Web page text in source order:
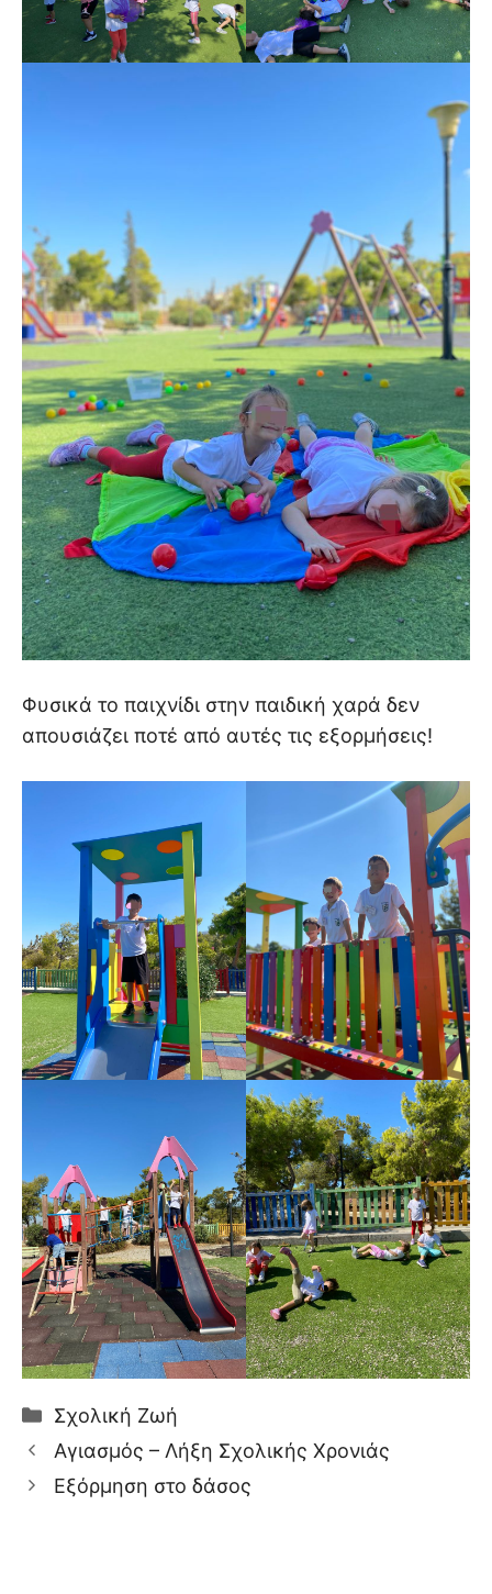
Φυσικά το παιχνίδι στην παιδική χαρά δεν
απουσιάζει ποτέ από αυτές τις εξορμήσεις!
Κατηγορίες
Σχολική Ζωή
Αγιασμός – Λήξη Σχολικής Χρονιάς
Εξόρμηση στο δάσος